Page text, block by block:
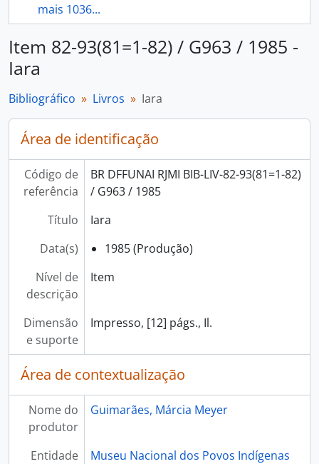
mais 1036...
Item 82-93(81=1-82) / G963 / 1985 -
Iara
Bibliográfico Livros Iara
Área de identificação
Código de
referência
BR DFFUNAI RJMI BIB-LIV-82-93(81=1-82)
/ G963 / 1985
Título
Iara
Data(s)
1985 (Produção)
Nível de
descrição
Item
Dimensão
e suporte
Impresso, [12] págs., Il.
Área de contextualização
Nome do
produtor
Guimarães, Márcia Meyer
Entidade
Museu Nacional dos Povos Indígenas